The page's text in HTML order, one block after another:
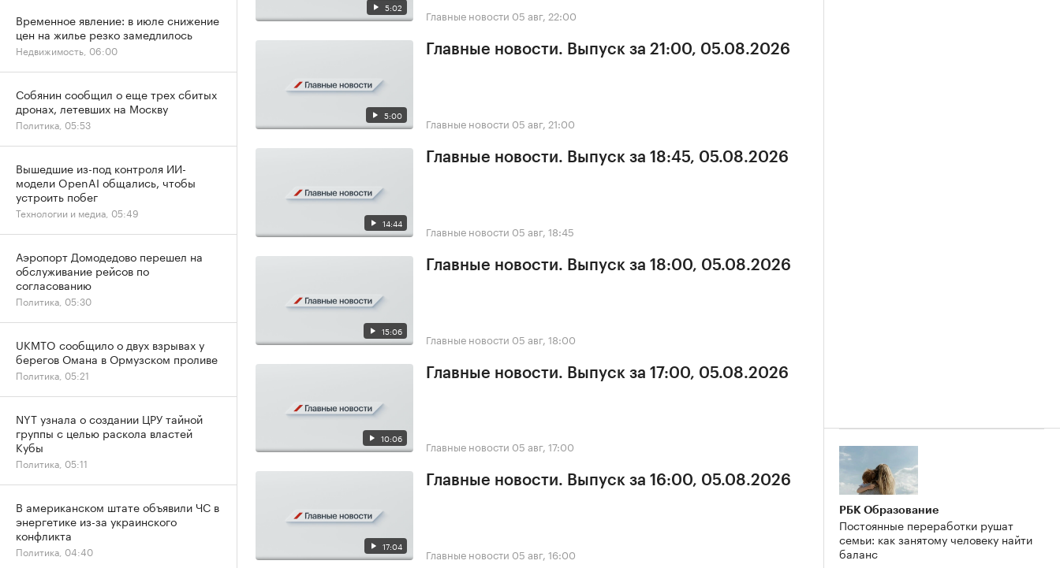
5:02 Главные новости 05 авг, 22:00
5:00
Главные новости. Выпуск за 21:00, 05.08.2026
Главные новости 05 авг, 21:00
14:44
Главные новости. Выпуск за 18:45, 05.08.2026
Главные новости 05 авг, 18:45
15:06
Главные новости. Выпуск за 18:00, 05.08.2026
Главные новости 05 авг, 18:00
10:06
Главные новости. Выпуск за 17:00, 05.08.2026
Главные новости 05 авг, 17:00
17:04
Главные новости. Выпуск за 16:00, 05.08.2026
Главные новости 05 авг, 16:00
РБК Образование
Постоянные переработки рушат
семьи: как занятому человеку найти
баланс
Временное явление: в июле снижение
цен на жилье резко замедлилось
Недвижимость, 06:00
Собянин сообщил о еще трех сбитых
дронах, летевших на Москву
Политика, 05:53
Вышедшие из-под контроля ИИ-
модели OpenAI общались, чтобы
устроить побег
Технологии и медиа, 05:49
Аэропорт Домодедово перешел на
обслуживание рейсов по
согласованию
Политика, 05:30
UKMTO сообщило о двух взрывах у
берегов Омана в Ормузском проливе
Политика, 05:21
NYT узнала о создании ЦРУ тайной
группы с целью раскола властей
Кубы
Политика, 05:11
В американском штате объявили ЧС в
энергетике из-за украинского
конфликта
Политика, 04:40